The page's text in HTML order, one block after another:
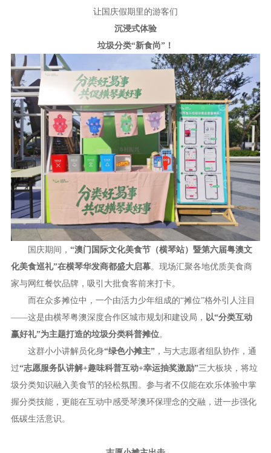
让国庆假期里的游客们
沉浸式体验
垃圾分类“新食尚”！
国庆期间， “澳门国际文化美食节（横琴站）暨第六届粤澳文
化美食巡礼”在横琴华发商都盛大启幕。现场汇聚各地优质美食商
家与网红餐饮品牌，吸引大批食客前来打卡。
而在众多摊位中，一个由活力少年组成的“摊位”格外引人注目
——这是由横琴粤澳深度合作区城市规划和建设局， 以“分类互动
赢好礼”为主题打造的垃圾分类科普摊位。
这群小小讲解员化身“绿色小摊主”，与大志愿者组队协作，通
过“志愿服务队讲解+趣味科普互动+幸运抽奖激励”三大板块，将垃
圾分类知识融入美食节的轻松氛围。参与者不仅能在欢乐体验中掌
握分类技能，更能在互动中感受琴澳环保理念的交融，进一步强化
低碳生活意识。